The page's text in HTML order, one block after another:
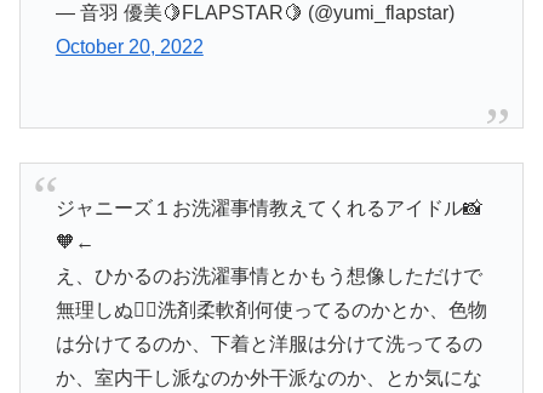
— 音羽 優美🍋FLAPSTAR🍋 (@yumi_flapstar)
October 20, 2022
ジャニーズ１お洗濯事情教えてくれるアイドル📸
🧡←
え、ひかるのお洗濯事情とかもう想像しただけで
無理しぬ❤️‍🔥洗剤柔軟剤何使ってるのかとか、色物
は分けてるのか、下着と洋服は分けて洗ってるの
か、室内干し派なのか外干派なのか、とか気にな